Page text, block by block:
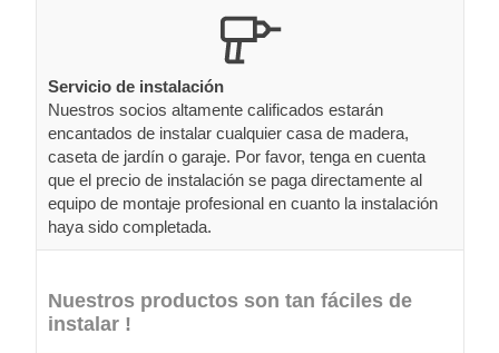
Servicio de instalación
Nuestros socios altamente calificados estarán
encantados de instalar cualquier casa de madera,
caseta de jardín o garaje. Por favor, tenga en cuenta
que el precio de instalación se paga directamente al
equipo de montaje profesional en cuanto la instalación
haya sido completada.
Nuestros productos son tan fáciles de
instalar !